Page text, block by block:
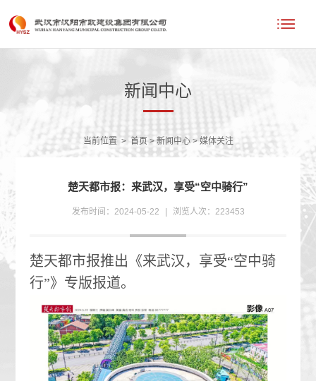
新闻中心
当前位置 > 首页 > 新闻中心>媒体关注
楚天都市报：来武汉，享受“空中骑行”
发布时间：2024-05-22 浏览人次：223453
楚天都市报推出《来武汉，享受“空中骑
行”》专版报道。